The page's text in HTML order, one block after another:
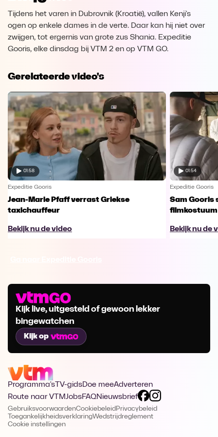
Tijdens het varen in Dubrovnik (Kroatië), vallen Kenji's
ogen op enkele dames in de verte. Daar kan hij niet over
zwijgen, tot ergernis van grote zus Shania. Expeditie
Gooris, elke dinsdag bij VTM 2 en op VTM GO.
Gerelateerde video's
01:58
Expeditie Gooris
Jean-Marie Pfaff verrast Griekse
taxichauffeur
Bekijk nu de video
01:54
Expeditie Gooris
Sam Gooris
filmkostuum
Bekijk nu de
Kijk live, uitgesteld of gewoon lekker
bingewatchen
Kijk op
Programma's TV-gidsDoe meeAdverteren
Route naar VTMJobsFAQNieuwsbrief
GebruiksvoorwaardenCookiebeleid Privacybeleid
ToegankelijkheidsverklaringWedstrijdreglement
Cookie instellingen